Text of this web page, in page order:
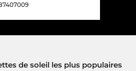
de soleil les plus populaires